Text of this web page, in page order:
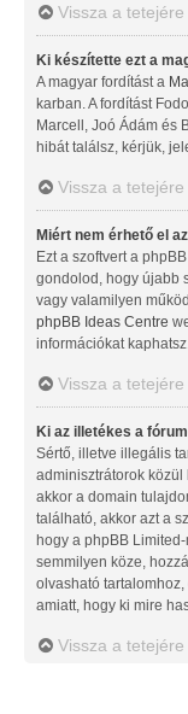
Vissza a tetejére
Ki készítette ezt a
A magyar fordítást a
karban. A fordítást
Marcell, Joó Ádám és
hibát találsz, kérjük,
Vissza a tetejére
Miért nem érhető el
Ezt a szoftvert a
gondolod, hogy újabb
vagy valamilyen
phpBB Ideas Centre
információkat kaphatsz.
Vissza a tetejére
Ki az illetékes a
Sértő, illetve illegális
adminisztrátorok közül
akkor a domain
található, akkor azt a
hogy a phpBB
semmilyen köze,
olvasható
amiatt, hogy ki mire
Vissza a tetejére